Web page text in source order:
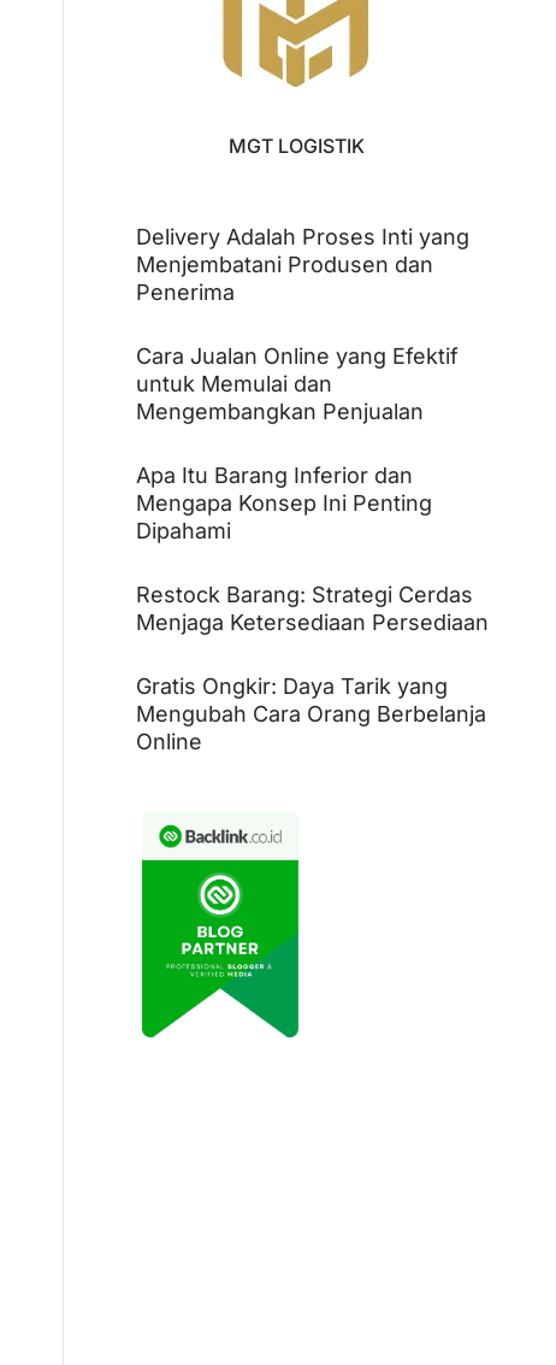
MGT LOGISTIK
Delivery Adalah Proses Inti yang
Menjembatani Produsen dan
Penerima
Cara Jualan Online yang Efektif
untuk Memulai dan
Mengembangkan Penjualan
Apa Itu Barang Inferior dan
Mengapa Konsep Ini Penting
Dipahami
Restock Barang: Strategi Cerdas
Menjaga Ketersediaan Persediaan
Gratis Ongkir: Daya Tarik yang
Mengubah Cara Orang Berbelanja
Online